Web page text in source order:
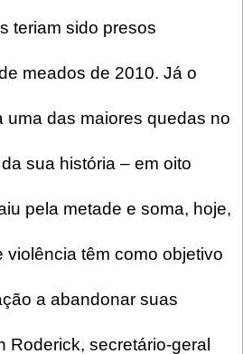
teriam sido presos
meados de 2010. Já o
uma das maiores quedas no
sua história – em oito
pela metade e soma, hoje,
violência têm como objetivo
a abandonar suas
Roderick, secretário-geral